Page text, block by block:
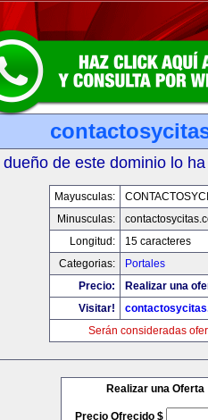
dueño de este dominio lo
Mayusculas:
Minusculas:
Longitud:
15 caracteres
Categorias:
Portales
Precio:
Realizar una
Visitar!
Serán consideradas
Realizar una Oferta
Precio Ofrecido $